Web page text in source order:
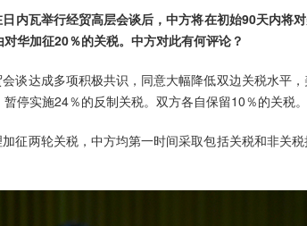
内瓦举行经贸高层会谈后，中方将在初始90天内将
华加征20％的关税。中方对此有何评论？
谈达成多项积极共识，同意大幅降低双边关税水平
停实施24％的反制关税。双方各自保留10％的关税。
征两轮关税，中方均第一时间采取包括关税和非关